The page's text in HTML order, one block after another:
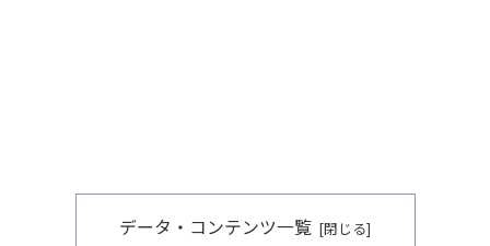
データ・コンテンツ一覧